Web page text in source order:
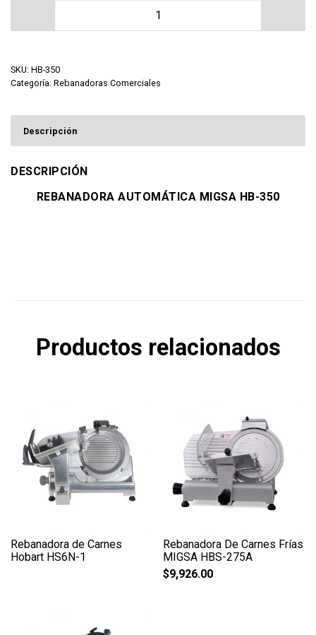
Rebanadora Automática Migsa HB-350 cantidad
SKU: HB-350
Categoría: Rebanadoras Comerciales
Descripción
DESCRIPCIÓN
REBANADORA AUTOMÁTICA MIGSA HB-350
Productos relacionados
Rebanadora de Carnes
Hobart HS6N-1
Rebanadora De Carnes Frías
MIGSA HBS-275A
$9,926.00